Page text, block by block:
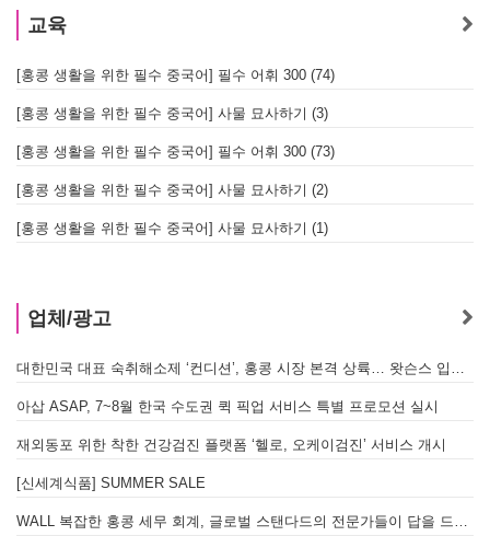
교육
[홍콩 생활을 위한 필수 중국어] 필수 어휘 300 (74)
[홍콩 생활을 위한 필수 중국어] 사물 묘사하기 (3)
[홍콩 생활을 위한 필수 중국어] 필수 어휘 300 (73)
[홍콩 생활을 위한 필수 중국어] 사물 묘사하기 (2)
[홍콩 생활을 위한 필수 중국어] 사물 묘사하기 (1)
업체/광고
대한민국 대표 숙취해소제 ‘컨디션’, 홍콩 시장 본격 상륙… 왓슨스 입점 기념 할인 행사 진행
아삽 ASAP, 7~8월 한국 수도권 퀵 픽업 서비스 특별 프로모션 실시
재외동포 위한 착한 건강검진 플랫폼 ‘헬로, 오케이검진’ 서비스 개시
[신세계식품] SUMMER SALE
WALL 복잡한 홍콩 세무 회계, 글로벌 스탠다드의 전문가들이 답을 드립니다! - 법인설립, 회계, 감사